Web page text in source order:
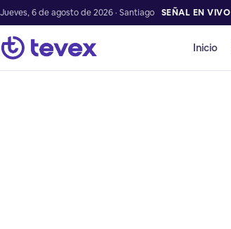
Jueves, 6 de agosto de 2026 · Santiago SEÑAL EN VIVO
Inicio